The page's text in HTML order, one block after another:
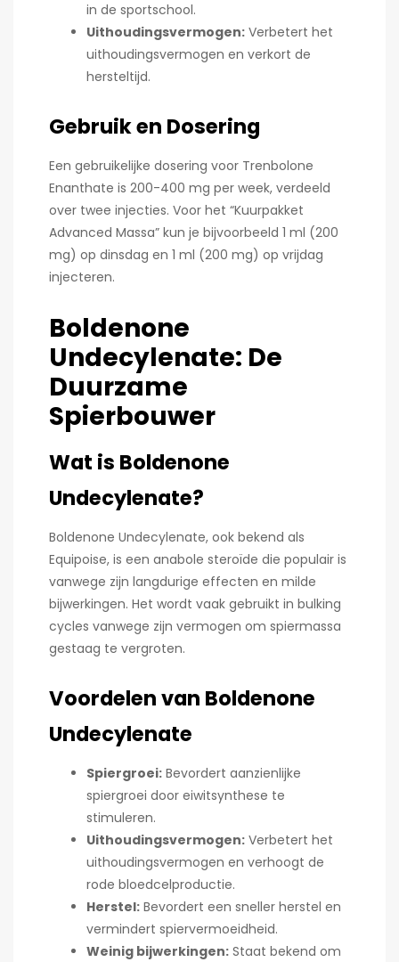
in de sportschool.
Uithoudingsvermogen: Verbetert het
uithoudingsvermogen en verkort de
hersteltijd.
Gebruik en Dosering
Een gebruikelijke dosering voor Trenbolone
Enanthate is 200-400 mg per week, verdeeld
over twee injecties. Voor het “Kuurpakket
Advanced Massa” kun je bijvoorbeeld 1 ml (200
mg) op dinsdag en 1 ml (200 mg) op vrijdag
injecteren.
Boldenone
Undecylenate: De
Duurzame
Spierbouwer
Wat is Boldenone
Undecylenate?
Boldenone Undecylenate, ook bekend als
Equipoise, is een anabole steroïde die populair is
vanwege zijn langdurige effecten en milde
bijwerkingen. Het wordt vaak gebruikt in bulking
cycles vanwege zijn vermogen om spiermassa
gestaag te vergroten.
Voordelen van Boldenone
Undecylenate
Spiergroei: Bevordert aanzienlijke
spiergroei door eiwitsynthese te
stimuleren.
Uithoudingsvermogen: Verbetert het
uithoudingsvermogen en verhoogt de
rode bloedcelproductie.
Herstel: Bevordert een sneller herstel en
vermindert spiervermoeidheid.
Weinig bijwerkingen: Staat bekend om